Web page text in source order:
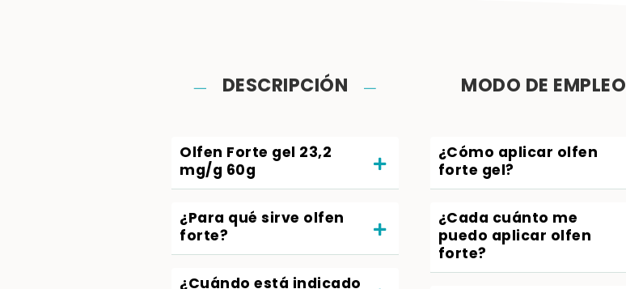
DESCRIPCIÓN
Olfen Forte gel 23,2
mg/g 60g
¿Para qué sirve olfen
forte?
MODO DE EMPLEO
¿Cómo aplicar olfen
forte gel?
¿Cada cuánto me
puedo aplicar olfen
forte?